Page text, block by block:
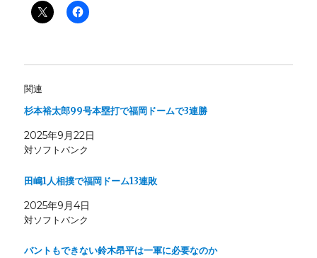
関連
杉本裕太郎99号本塁打で福岡ドームで3連勝
2025年9月22日
対ソフトバンク
田嶋1人相撲で福岡ドーム13連敗
2025年9月4日
対ソフトバンク
バントもできない鈴木昂平は一軍に必要なのか